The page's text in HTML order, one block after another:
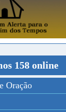
158 online
Oração